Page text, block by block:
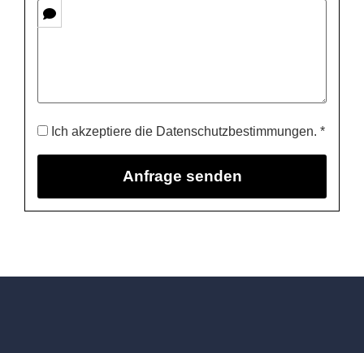
Ich akzeptiere die Datenschutzbestimmungen. *